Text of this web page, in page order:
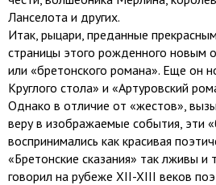
Ланселота и других.
Итак, рыцари, преданные
страницы этого рожденного новым
или «бретонского романа». Еще он
Круглого стола» и «Артуровский
Однако в отличие от «жестов»,
веру в изображаемые события, эти
воспринимались как красивая
«Бретонские сказания» так лживы и
говорил на рубеже XII-XIII веков